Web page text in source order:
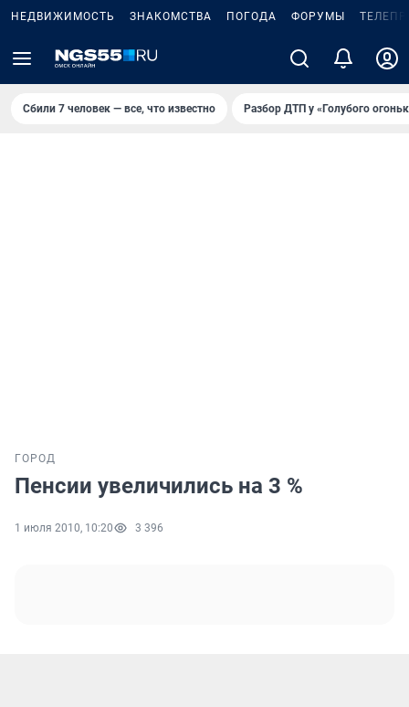
НЕДВИЖИМОСТЬ ЗНАКОМСТВА ПОГОДА ФОРУМЫ
Сбили 7 человек — все, что известно Разбор ДТП у «Голубого
ГОРОД
Пенсии увеличились на 3 %
1 июля 2010, 10:20 3 396